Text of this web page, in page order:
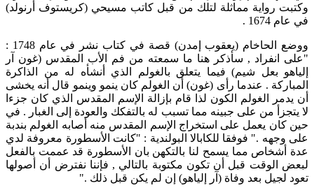
وكتبت رواية مماثلة لتلك من قبل كاتب مسيحي (كريستوف أرنولد)
في عام 1674 .
ووضع الحاخام (يعقوب إمدن) قصة في كتاب نشر في عام 1748 :
"على انفراد , سأذكر هنا ما سمعته من فم الأب المقدس (غون آر
إلياهو بعل شيم) فيما يتعلق بالغولم الذي أنشأه له من الذاكرة
المباركة . عندما رأى (غون) أن الغولم كان ينمو وينمو قال أنه يخشى
أن يدمر الغولم الكون لذا قام بإزالة الإسم المقدس الذي كان جزءا
لا يتجزأ من على جبينه مما تسبب له بالتفكك والعودة إلى الغبار . في
حين كان يعمل على استخراج الإسم المقدس منه أصابه الغولم بندبة
على وجهه ." فوفقا للكابالا البولندية : "كانت الأسطورة معروفة لدي
عدة أشخاص مما يسمح لنا بالتكهن بان الأسطورة قد عممت بالفعل
لبعض الوقت قبل أن تكون مكتوبة بالتالي , فإننا نفترض أن أصولها
تعود لجيل بعد وفاة (آر إلياهو) إن لم يكن قبل ذلك ."